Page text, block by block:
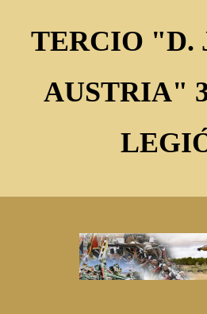
contenidoTERCIO "D.
AUSTRIA"